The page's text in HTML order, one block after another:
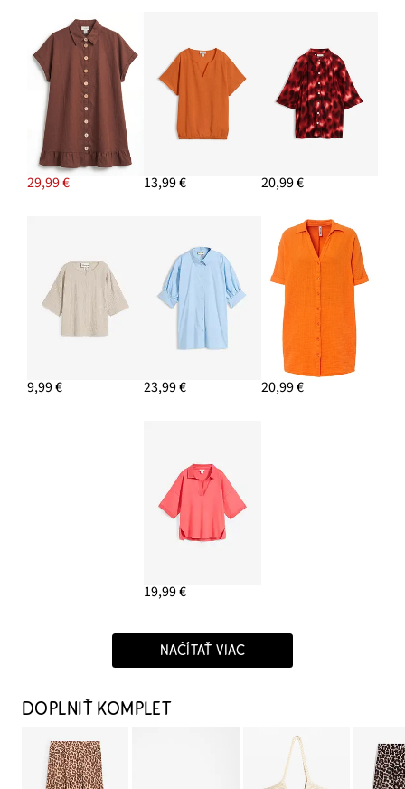
PRIDAŤ DO KOŠÍKA
Blúzka oversize z bavlneného mušelínu
22,99 €
PRIDAŤ DO KOŠÍKA
29,99 € 13,99 € 20,99 €
9,99 € 23,99 € 20,99 €
19,99 €
NAČÍTAŤ VIAC
DOPLNIŤ KOMPLET